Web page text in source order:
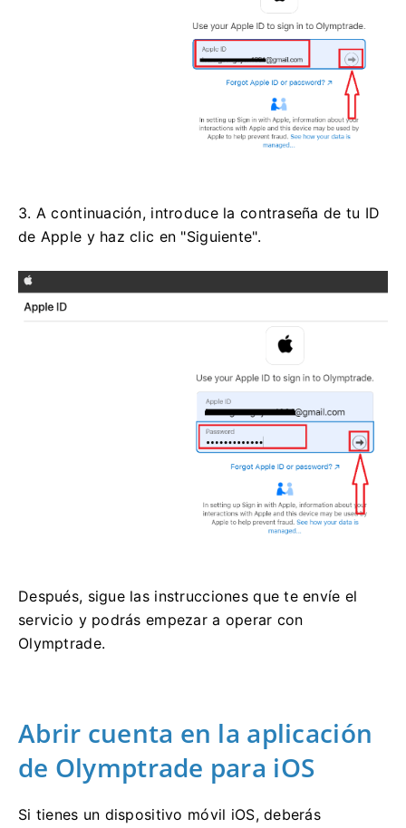
3. A continuación, introduce la contraseña de tu ID
de Apple y haz clic en "Siguiente".
Después, sigue las instrucciones que te envíe el
servicio y podrás empezar a operar con
Olymptrade.
Abrir cuenta en la aplicación
de Olymptrade para iOS
Si tienes un dispositivo móvil iOS, deberás